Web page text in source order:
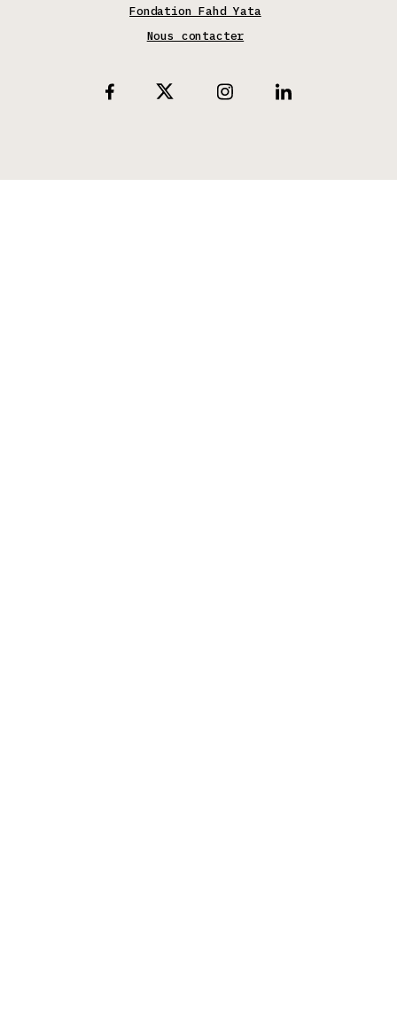
Fondation Fahd Yata
Nous contacter
FacebookX InstagramLinkedin